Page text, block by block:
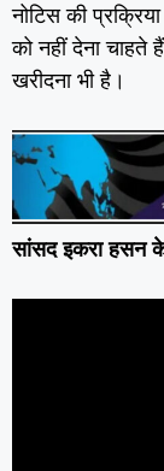
नोटिस की
को नहीं देना चाहते
खरीदना भी है।
सांसद इकरा हसन